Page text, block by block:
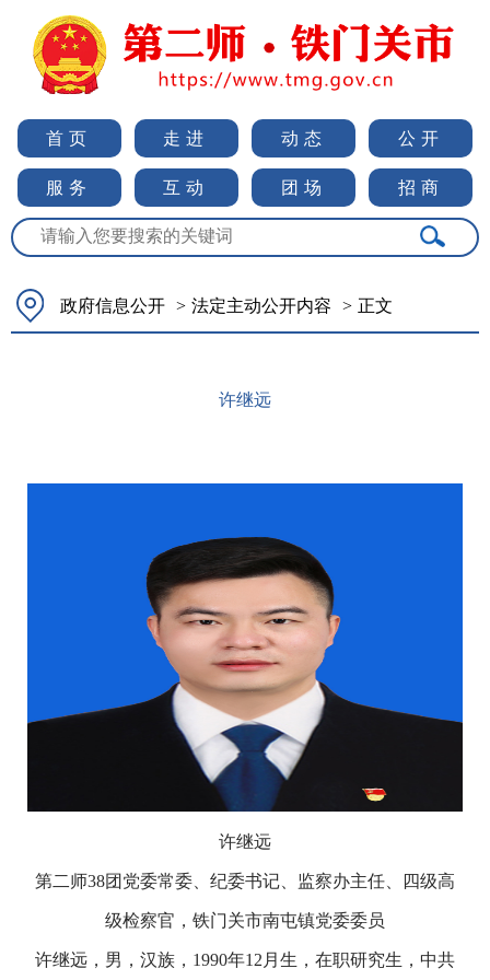
首页 走进 动态 公开
服务 互动 团场 招商
政府信息公开 > 法定主动公开内容 > 正文
许继远
许继远
第二师38团党委常委、纪委书记、监察办主任、四级高
级检察官，铁门关市南屯镇党委委员
许继远，男，汉族，1990年12月生，在职研究生，中共